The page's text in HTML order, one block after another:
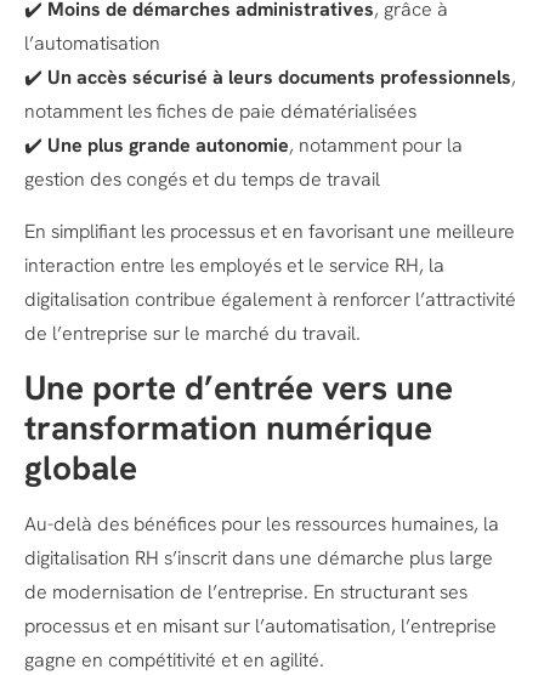
✔️ Moins de démarches administratives, grâce à
l’automatisation
✔️ Un accès sécurisé à leurs documents professionnels,
notamment les fiches de paie dématérialisées
✔️ Une plus grande autonomie, notamment pour la
gestion des congés et du temps de travail
En simplifiant les processus et en favorisant une meilleure
interaction entre les employés et le service RH, la
digitalisation contribue également à renforcer l’attractivité
de l’entreprise sur le marché du travail.
Une porte d’entrée vers une
transformation numérique
globale
Au-delà des bénéfices pour les ressources humaines, la
digitalisation RH s’inscrit dans une démarche plus large
de modernisation de l’entreprise. En structurant ses
processus et en misant sur l’automatisation, l’entreprise
gagne en compétitivité et en agilité.